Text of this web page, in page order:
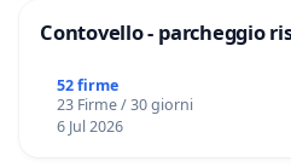
Contovello - parcheggio
52 firme
23 Firme / 30 giorni
6 Jul 2026